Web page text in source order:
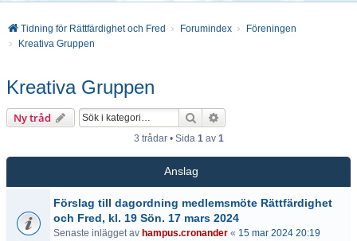
Tidning för Rättfärdighet och Fred Forumindex
Föreningen
Kreativa Gruppen
Kreativa Gruppen
Ny tråd Sök
3 trådar • Sida 1av 1
Anslag
Förslag till dagordning medlemsmöte Rättfärdighet
och Fred, kl. 19 Sön. 17 mars 2024
Senaste inlägget av hampus.cronander « 15 mar 2024 20:19